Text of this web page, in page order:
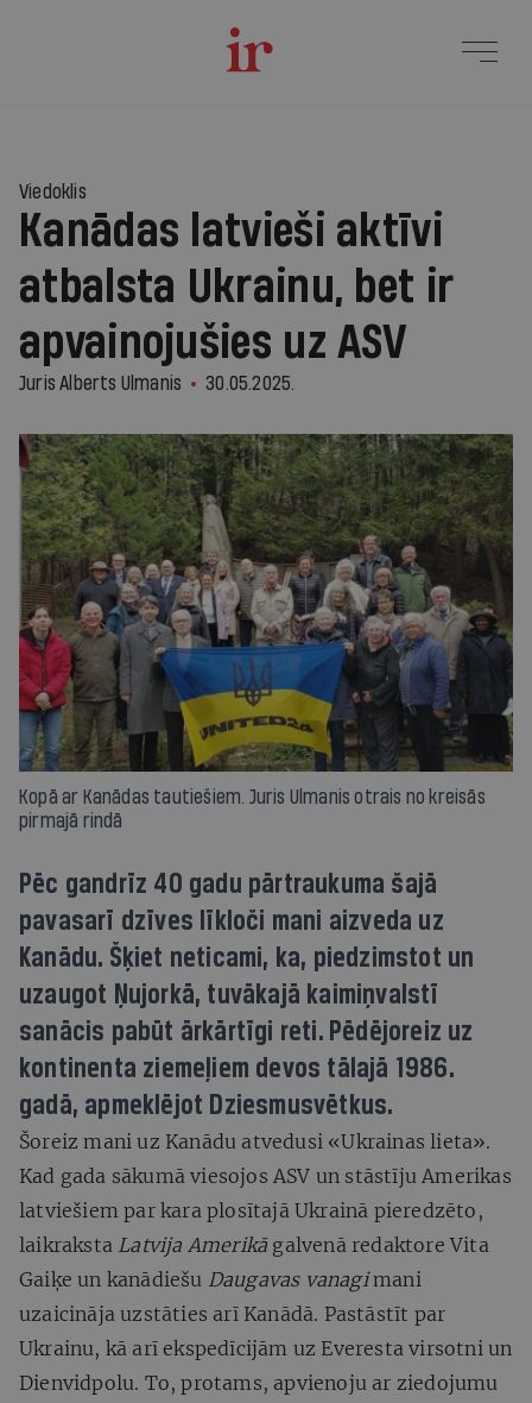
Viedoklis
Kanādas latvieši aktīvi
atbalsta Ukrainu, bet ir
apvainojušies uz ASV
Juris Alberts Ulmanis 30.05.2025.
Kopā ar Kanādas tautiešiem. Juris Ulmanis otrais no kreisās
pirmajā rindā
Pēc gandrīz 40 gadu pārtraukuma šajā
pavasarī dzīves līkloči mani aizveda uz
Kanādu. Šķiet neticami, ka, piedzimstot un
uzaugot Ņujorkā, tuvākajā kaimiņvalstī
sanācis pabūt ārkārtīgi reti. Pēdējoreiz uz
kontinenta ziemeļiem devos tālajā 1986.
gadā, apmeklējot Dziesmusvētkus.
Šoreiz mani uz Kanādu atvedusi «Ukrainas lieta».
Kad gada sākumā viesojos ASV un stāstīju Amerikas
latviešiem par kara plosītajā Ukrainā pieredzēto,
laikraksta Latvija Amerikāgalvenā redaktore Vita
Gaiķe un kanādiešu Daugavas vanagimani
uzaicināja uzstāties arī Kanādā. Pastāstīt par
Ukrainu, kā arī ekspedīcijām uz Everesta virsotni un
Dienvidpolu. To, protams, apvienoju ar ziedojumu